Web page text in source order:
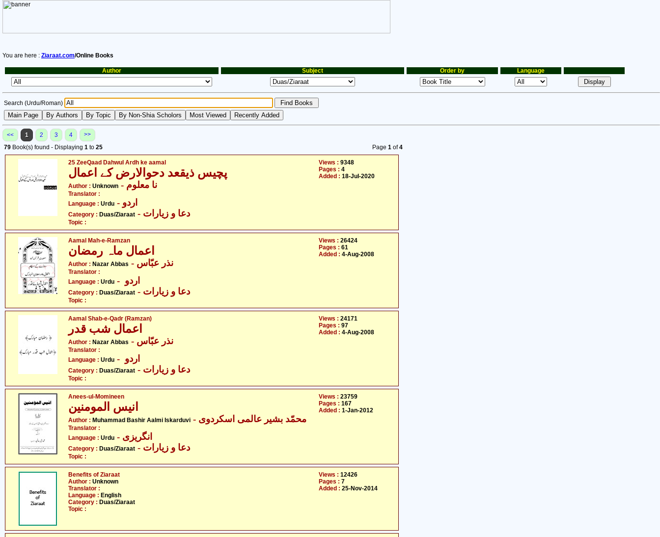
You are here : Ziaraat.com/Online Books
Author Subject Order by Language
Search (Urdu/Roman)
<< 1 2 3 4
>>
79 Book(s) found - Displaying 1 to 25 Page 1of4
25 ZeeQaad Dahwul Ardh ke aamal
پچیس ذیقعد دحوالارض کے اعمال
Author : Unknown - نا معلوم
Translator :
Language : Urdu - اردو
Category : Duas/Ziaraat - دعا و زیارات
Topic :
Views : 9348
Pages : 4
Added : 18-Jul-2020
Aamal Mah-e-Ramzan
اعمال ماہ رمضان
Author : Nazar Abbas - نذر عبّاس
Translator :
Language : Urdu
Category : Duas/Ziaraat - دعا و زیارات
Topic :
Views : 26424
Pages : 61
Added : 4-Aug-2008
Aamal Shab-e-Qadr (Ramzan)
اعمال شب قدر
Author : Nazar Abbas - نذر عبّاس
Translator :
Language : Urdu
Category : Duas/Ziaraat - دعا و زیارات
Topic :
Views : 24171
Pages : 97
Added : 4-Aug-2008
Anees-ul-Momineen
انیس المومنین
Author : Muhammad Bashir Aalmi Iskarduvi
Translator :
Language : Urdu - انگریزی
Category : Duas/Ziaraat - دعا و زیارات
Topic :
Views : 23759
Pages : 167
Added : 1-Jan-2012
Benefits of Ziaraat
Author : Unknown
Translator :
Language : English
Category : Duas/Ziaraat
Topic :
Views : 12426
Pages : 7
Added : 25-Nov-2014